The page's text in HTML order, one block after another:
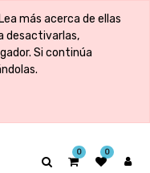
más acerca de ellas
desactivarlas,
Si continúa
0 0